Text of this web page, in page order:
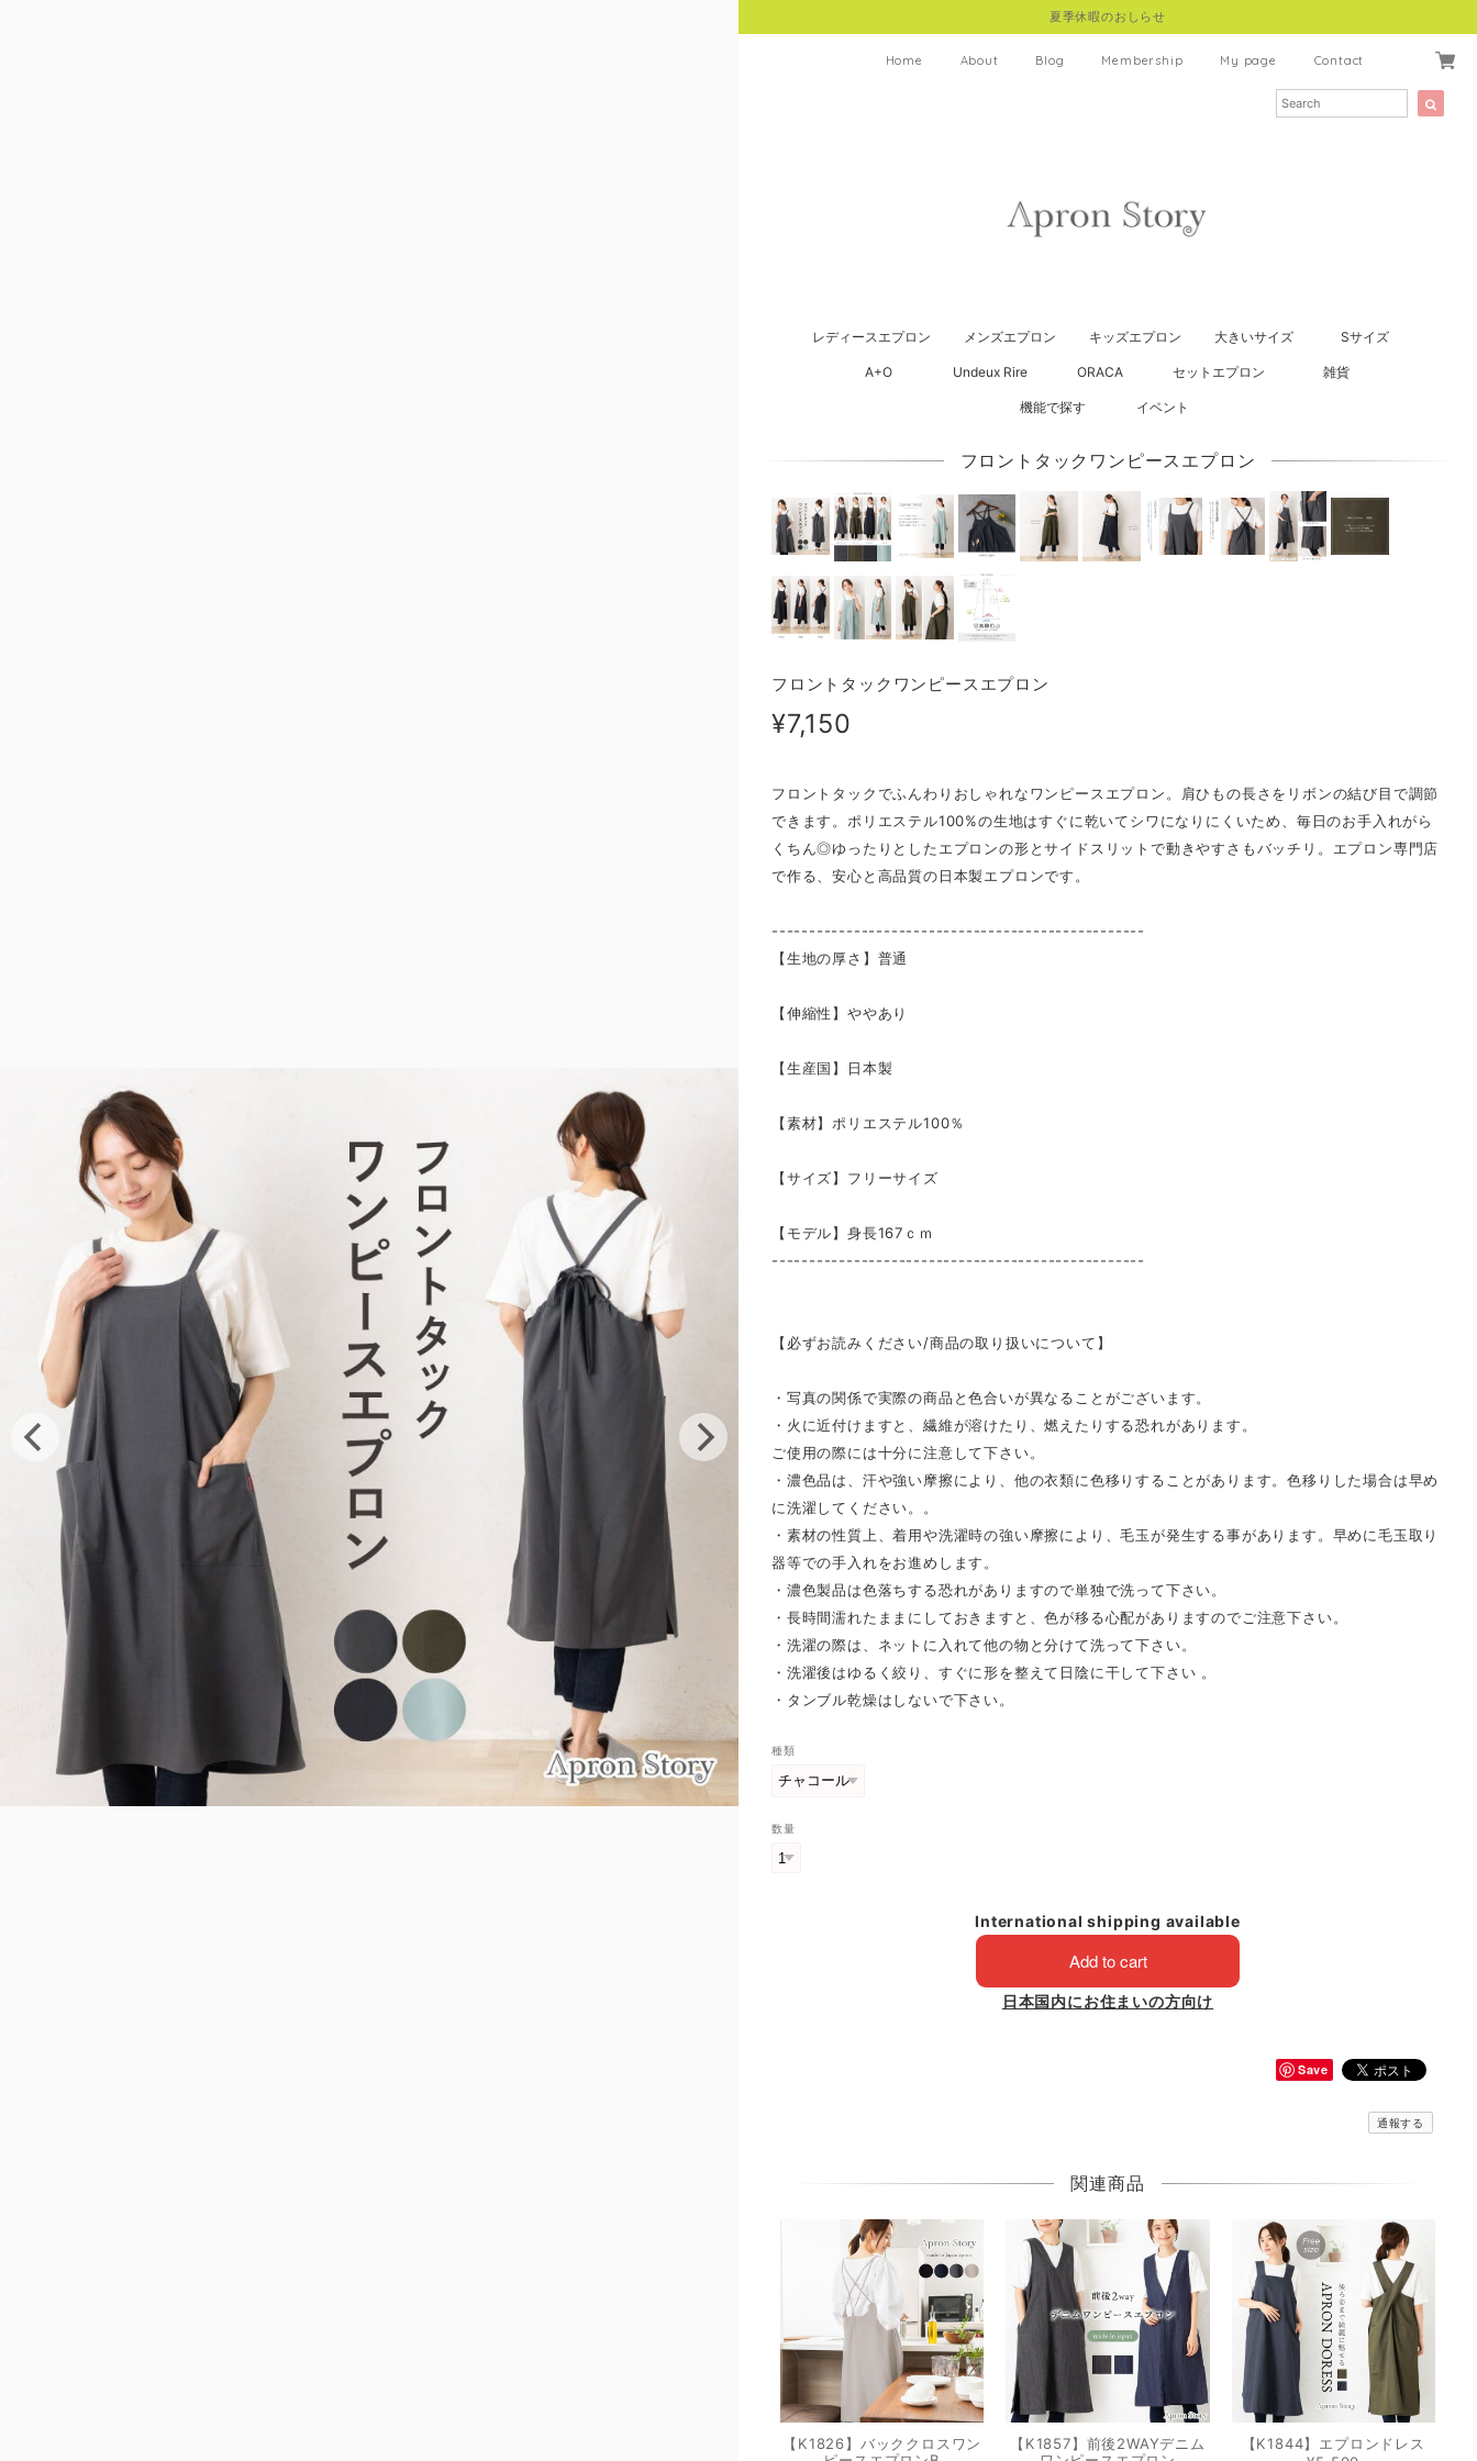
夏季休暇のおしらせ
Home About Blog Membership My page Contact
レディースエプロン メンズエプロン キッズエプロン 大きいサイズ Sサイズ
A+O Undeux Rire ORACA セットエプロン 雑貨
機能で探す イベント
フロントタックワンピースエプロン
フロントタックワンピースエプロン
¥7,150
フロントタックでふんわりおしゃれなワンピースエプロン。肩ひもの長さをリボンの結び目で調節
できます。ポリエステル100%の生地はすぐに乾いてシワになりにくいため、毎日のお手入れがら
くちん◎ゆったりとしたエプロンの形とサイドスリットで動きやすさもバッチリ。エプロン専門店
で作る、安心と高品質の日本製エプロンです。
--------------------------------------------------
【生地の厚さ】普通
【伸縮性】ややあり
【生産国】日本製
【素材】ポリエステル100％
【サイズ】フリーサイズ
【モデル】身長167ｃｍ
--------------------------------------------------
【必ずお読みください/商品の取り扱いについて】
・写真の関係で実際の商品と色合いが異なることがございます。
・火に近付けますと、繊維が溶けたり、燃えたりする恐れがあります。
ご使用の際には十分に注意して下さい。
・濃色品は、汗や強い摩擦により、他の衣類に色移りすることがあります。色移りした場合は早め
に洗濯してください。。
・素材の性質上、着用や洗濯時の強い摩擦により、毛玉が発生する事があります。早めに毛玉取り
器等での手入れをお進めします。
・濃色製品は色落ちする恐れがありますので単独で洗って下さい。
・長時間濡れたままにしておきますと、色が移る心配がありますのでご注意下さい。
・洗濯の際は、ネットに入れて他の物と分けて洗って下さい。
・洗濯後はゆるく絞り、すぐに形を整えて日陰に干して下さい 。
・タンブル乾燥はしないで下さい。
種類
数量
International shipping available
Add to cart
日本国内にお住まいの方向け
Save
通報する
関連商品
【K1826】バッククロスワン
【K1857】前後2WAYデニム
【K1844】エプロンドレス